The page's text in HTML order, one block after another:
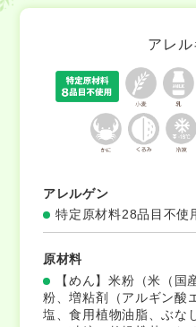
アレ
アレルゲン
特定原材料28品目不使
原材料
【めん】米粉（米（国
粉、増粘剤（アルギン酸
塩、食用植物油脂、ぶな